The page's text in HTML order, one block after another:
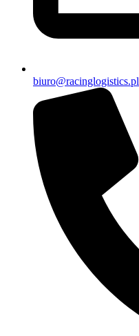
biuro@racinglogistics.pl